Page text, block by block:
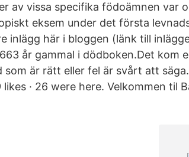
av vissa specifika födoämnen var
eksem under det första
inlägg här i bloggen (länk till
år gammal i dödboken.Det kom
som är rätt eller fel är svårt att
· 26 were here. Velkommen til